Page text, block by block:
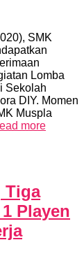
SMK
Lomba
Sekolah
DIY. Momen
Muspla
more
Tiga
Playen